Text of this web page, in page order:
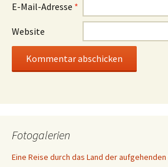
E-Mail-Adresse *
Website
Fotogalerien
Eine Reise durch das Land der aufgehenden